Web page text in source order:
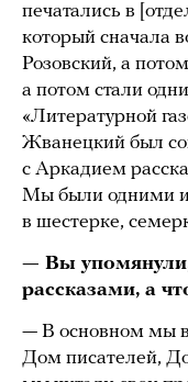
печатались в
который сначала
Розовский, а
а потом стали
«Литературной
Жванецкий был
с Аркадием
Мы были одними
в шестерке,
— Вы
рассказами, а
— В основном мы
Дом писателей,